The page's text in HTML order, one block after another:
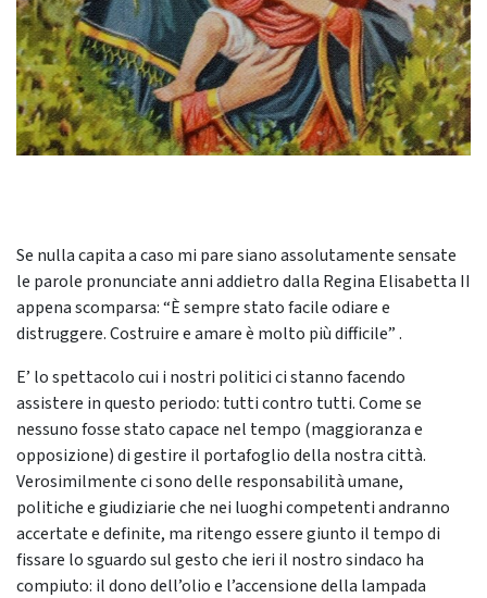
Se nulla capita a caso mi pare siano assolutamente sensate
le parole pronunciate anni addietro dalla Regina Elisabetta II
appena scomparsa: “È sempre stato facile odiare e
distruggere. Costruire e amare è molto più difficile” .
E’ lo spettacolo cui i nostri politici ci stanno facendo
assistere in questo periodo: tutti contro tutti. Come se
nessuno fosse stato capace nel tempo (maggioranza e
opposizione) di gestire il portafoglio della nostra città.
Verosimilmente ci sono delle responsabilità umane,
politiche e giudiziarie che nei luoghi competenti andranno
accertate e definite, ma ritengo essere giunto il tempo di
fissare lo sguardo sul gesto che ieri il nostro sindaco ha
compiuto: il dono dell’olio e l’accensione della lampada